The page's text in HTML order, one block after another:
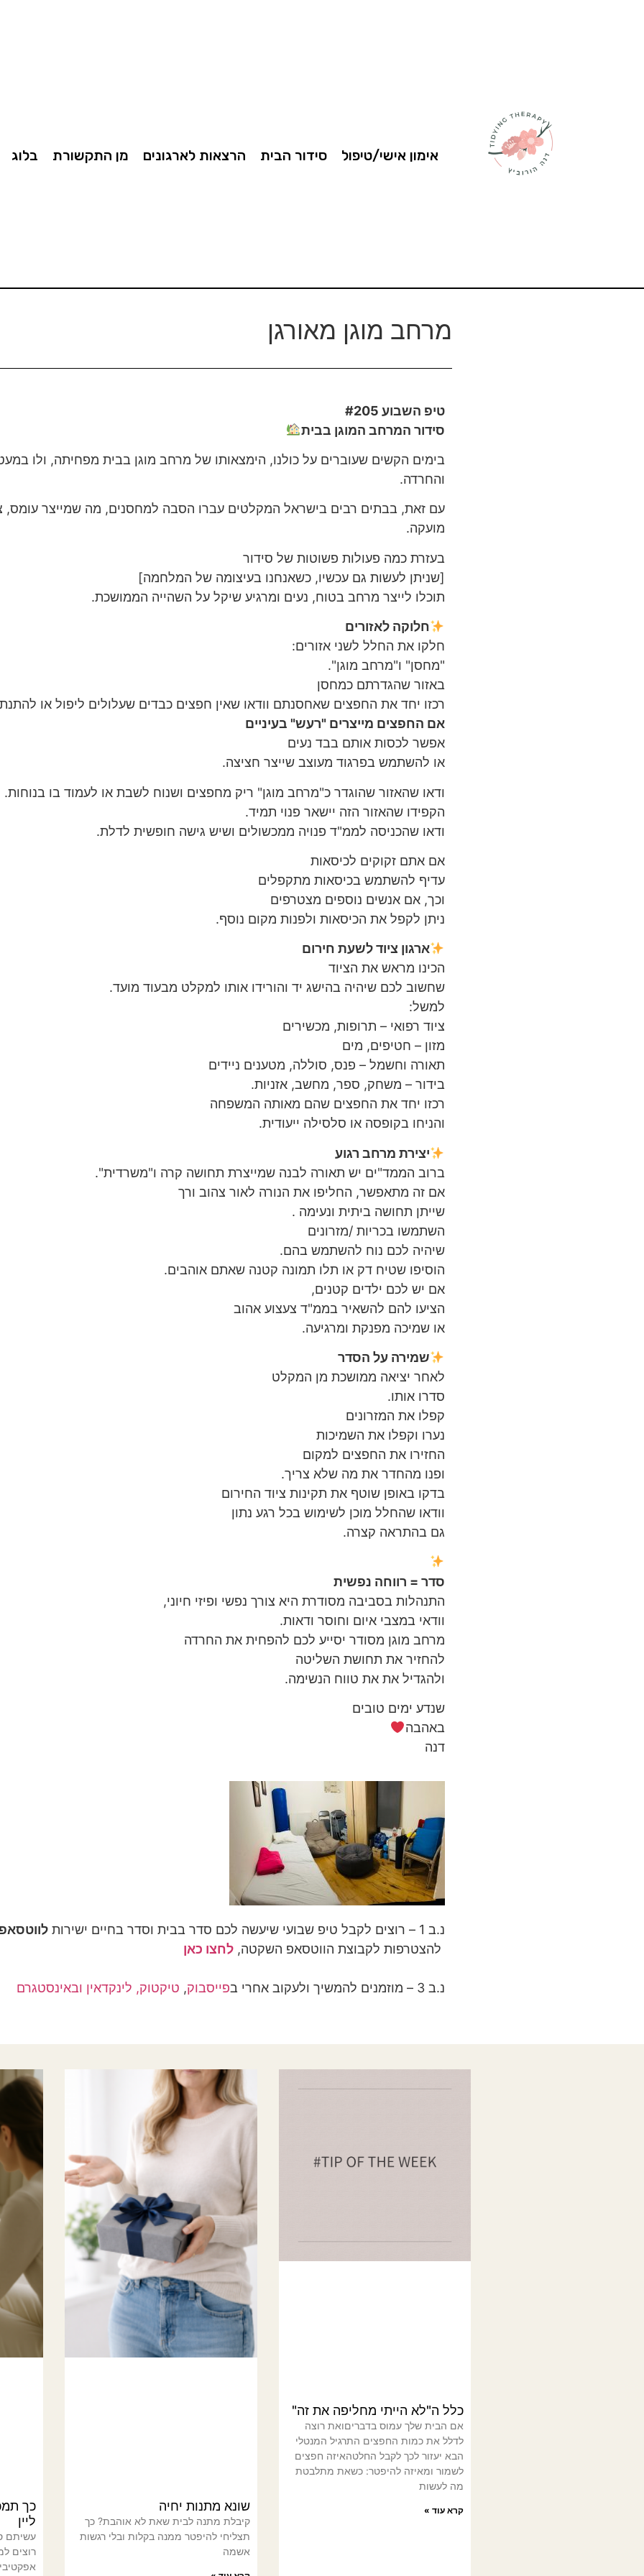
אימון אישי/טיפול סידור הבית הרצאות לארגונים מן התקשורת בלוג
מרחב מוגן מאורגן
טיפ השבוע #205
סידור המרחב המוגן בבית
בימים הקשים שעוברים על כולנו, הימצאותו של מרחב מוגן בבית מפחיתה, ולו
והחרדה.
עם זאת, בבתים רבים בישראל המקלטים עברו הסבה למחסנים, מה שמייצר עומס,
מועקה.
בעזרת כמה פעולות פשוטות של סידור
[שניתן לעשות גם עכשיו, כשאנחנו בעיצומה של המלחמה]
תוכלו לייצר מרחב בטוח, נעים ומרגיע שיקל על השהייה הממושכת.
חלוקה לאזורים
חלקו את החלל לשני אזורים:
"מחסן" ו"מרחב מוגן".
באזור שהגדרתם כמחסן
רכזו יחד את החפצים שאחסנתם וודאו שאין חפצים כבדים שעלולים ליפול או
אם החפצים מייצרים "רעש" בעיניים
אפשר לכסות אותם בבד נעים
או להשתמש בפרגוד מעוצב שייצר חציצה.
ודאו שהאזור שהוגדר כ"מרחב מוגן" ריק מחפצים ושנוח לשבת או לעמוד בו בנוחות.
הקפידו שהאזור הזה יישאר פנוי תמיד.
ודאו שהכניסה לממ"ד פנויה ממכשולים ושיש גישה חופשית לדלת.
אם אתם זקוקים לכיסאות
עדיף להשתמש בכיסאות מתקפלים
וכך, אם אנשים נוספים מצטרפים
ניתן לקפל את הכיסאות ולפנות מקום נוסף.
ארגון ציוד לשעת חירום
הכינו מראש את הציוד
שחשוב לכם שיהיה בהישג יד והורידו אותו למקלט מבעוד מועד.
למשל:
ציוד רפואי – תרופות, מכשירים
מזון – חטיפים, מים
תאורה וחשמל – פנס, סוללה, מטענים ניידים
בידור – משחק, ספר, מחשב, אזניות.
רכזו יחד את החפצים שהם מאותה המשפחה
והניחו בקופסה או סלסילה ייעודית.
יצירת מרחב רגוע
ברוב הממד"ים יש תאורה לבנה שמייצרת תחושה קרה ו"משרדית".
אם זה מתאפשר, החליפו את הנורה לאור צהוב ורך
שייתן תחושה ביתית ונעימה .
השתמשו בכריות /מזרונים
שיהיה לכם נוח להשתמש בהם.
הוסיפו שטיח דק או תלו תמונה קטנה שאתם אוהבים.
אם יש לכם ילדים קטנים,
הציעו להם להשאיר בממ"ד צעצוע אהוב
או שמיכה מפנקת ומרגיעה.
שמירה על הסדר
לאחר יציאה ממושכת מן המקלט
סדרו אותו.
קפלו את המזרונים
נערו וקפלו את השמיכות
החזירו את החפצים למקום
ופנו מהחדר את מה שלא צריך.
בדקו באופן שוטף את תקינות ציוד החירום
וודאו שהחלל מוכן לשימוש בכל רגע נתון
גם בהתראה קצרה.
סדר = רווחה נפשית
התנהלות בסביבה מסודרת היא צורך נפשי ופיזי חיוני,
וודאי במצבי איום וחוסר ודאות.
מרחב מוגן מסודר יסייע לכם להפחית את החרדה
להחזיר את תחושת השליטה
ולהגדיל את את טווח הנשימה.
שנדע ימים טובים
באהבה
דנה
נ.ב 1 – רוצים לקבל טיפ שבועי שיעשה לכם סדר בבית וסדר בחיים ישירות
להצטרפות לקבוצת הווטסאפ השקטה,לחצו כאן
נ.ב 3 – מוזמנים להמשיך ולעקוב אחרי ב פייסבוק, טיקטוק, לינקדאין ובאינסטגרם
כלל ה"לא הייתי מחליפה את זה"
אם הבית שלך עמוס בדבריםואת רוצה
לדלל את כמות החפצים התרגיל המנטלי
הבא יעזור לכך לקבל החלטהאיזה חפצים
לשמור ומאיזה להיפטר: כשאת מתלבטת
מה לעשות
קרא עוד » שונא מתנות יחיה
קיבלת מתנה לבית שאת לא אוהבת? כך
תצליחי להיפטר ממנה בקלות ובלי רגשות
אשמה
כך
ליין
עשיתם